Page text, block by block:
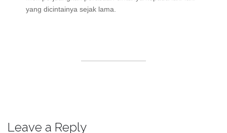
yang dicintainya sejak lama.
Leave a Reply